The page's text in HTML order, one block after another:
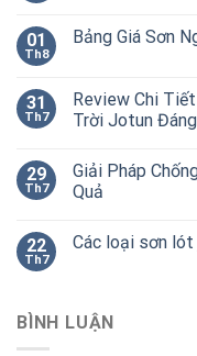
01
Th8
Bảng Giá Sơn
31
Th7
Review Chi
Trời Jotun
29
Th7
Giải Pháp
Quả
22
Th7
Các loại sơn lót
BÌNH LUẬN